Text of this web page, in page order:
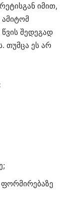
იმით,
შედეგად
თუმცა ეს არ